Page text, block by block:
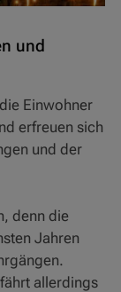
und
Einwohner
erfreuen sich
und der
denn die
Jahren
allerdings